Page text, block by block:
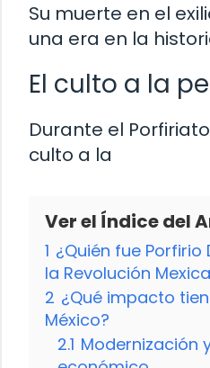
Su muerte en el
una era en la
El culto a la
Durante el
culto a la
Ver el Índice del
1 ¿Quién fue Porfirio
la Revolución
2 ¿Qué impacto
México?
2.1 Modernización